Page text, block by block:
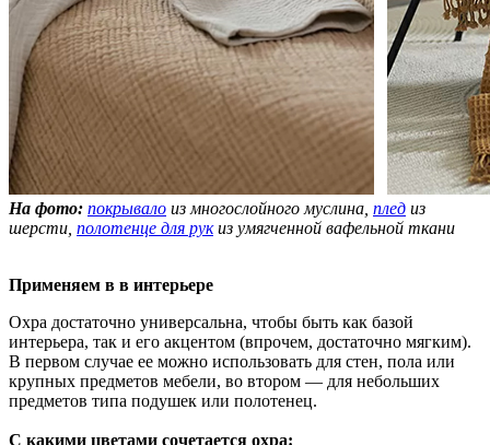
На фото: покрывало из многослойного муслина, плед из
шерсти, полотенце для рукиз умягченной вафельной ткани
Применяем в в интерьере
Охра достаточно универсальна, чтобы быть как базой
интерьера, так и его акцентом (впрочем, достаточно мягким).
В первом случае ее можно использовать для стен, пола или
крупных предметов мебели, во втором — для небольших
предметов типа подушек или полотенец.
С какими цветами сочетается охра: